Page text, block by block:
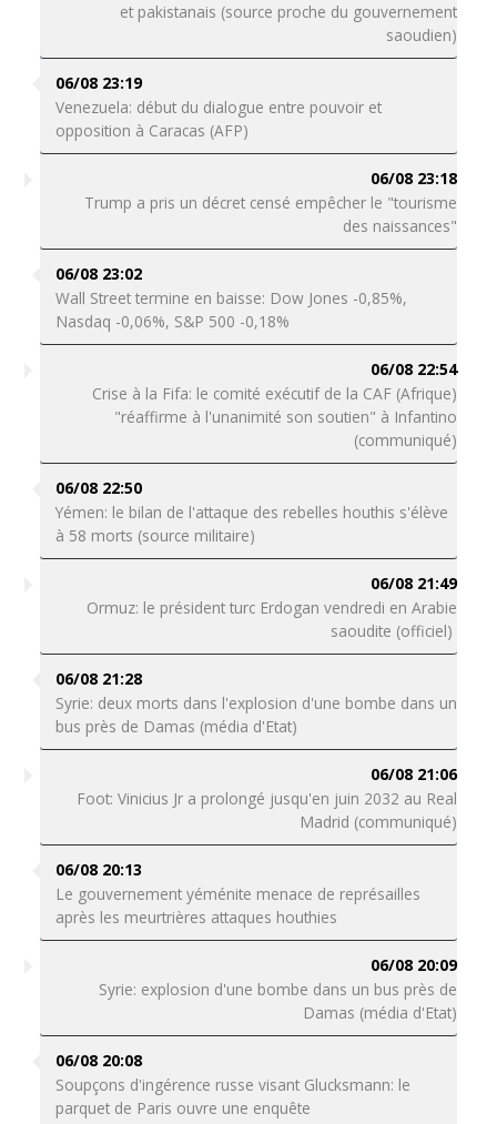
et pakistanais (source proche du gouvernement
saoudien)
06/08 23:19
Venezuela: début du dialogue entre pouvoir et
opposition à Caracas (AFP)
06/08 23:18
Trump a pris un décret censé empêcher le "tourisme
des naissances"
06/08 23:02
Wall Street termine en baisse: Dow Jones -0,85%,
Nasdaq -0,06%, S&P 500 -0,18%
06/08 22:54
Crise à la Fifa: le comité exécutif de la CAF (Afrique)
"réaffirme à l'unanimité son soutien" à Infantino
(communiqué)
06/08 22:50
Yémen: le bilan de l'attaque des rebelles houthis s'élève
à 58 morts (source militaire)
06/08 21:49
Ormuz: le président turc Erdogan vendredi en Arabie
saoudite (officiel)
06/08 21:28
Syrie: deux morts dans l'explosion d'une bombe dans un
bus près de Damas (média d'Etat)
06/08 21:06
Foot: Vinicius Jr a prolongé jusqu'en juin 2032 au Real
Madrid (communiqué)
06/08 20:13
Le gouvernement yéménite menace de représailles
après les meurtrières attaques houthies
06/08 20:09
Syrie: explosion d'une bombe dans un bus près de
Damas (média d'Etat)
06/08 20:08
Soupçons d'ingérence russe visant Glucksmann: le
parquet de Paris ouvre une enquête